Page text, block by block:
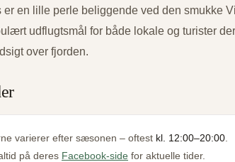
er en lille perle beliggende ved den smukke
udflugtsmål for både lokale og turister
over fjorden.
varierer efter sæsonen – oftest kl. 12:00–20:00
på deres Facebook-side for aktuelle tider.